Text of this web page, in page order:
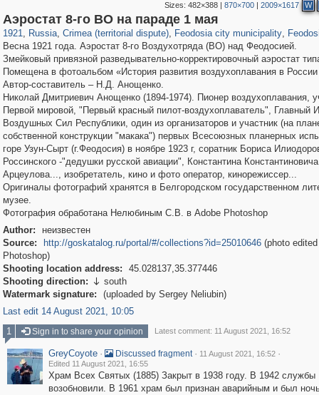
Sizes: 482×388| 870×700| 2009×1617 W
Аэростат 8-го ВО на параде 1 мая
1921, Russia
1,407,325 29,248
, Crimea (territorial dispute)
58,671 1,946
, Feodosia city municipality
6,611
,
146
Весна 1921 года. Аэростат 8-го Воздухотряда (ВО) над Феодосией.
Змейковый привязной разведывательно-корректировочный аэростат
Помещена в фотоальбом «История развития воздухоплавания в
Автор-составитель – Н.Д. Анощенко.
Николай Дмитриевич Анощенко (1894-1974). Пионер воздухоплавания,
Первой мировой, "Первый красный пилот-воздухоплаватель", Главный
Воздушных Сил Республики, один из организаторов и участник (на
собственной конструкции "макака") первых Всесоюзных планерных
горе Узун-Сырт (г.Феодосия) в ноябре 1923 г, соратник Бориса
Россинского -"дедушки русской авиации", Константина Константиновича
Арцеулова..., изобретатель, кино и фото оператор, кинорежиссер...
Оригиналы фотографий хранятся в Белгородском государственном
музее.
Фотография обработана Нелюбиным С.В. в Adobe Photoshop
Author:
неизвестен
Source:
http://goskatalog.ru/portal/#/collections?id=25010646(photo edited
Photoshop)
Shooting location address:
45.028137,35.377446
Shooting direction:  south
Watermark signature:
(uploaded by Sergey Neliubin)
Last edit 14 August 2021, 10:05
1
Sign in to share your opinion Latest comment: 11 August 2021, 16:52
GreyCoyote · Discussed fragment · 11 August 2021, 16:52 ·
Edited 11 August 2021, 16:55
Храм Всех Святых (1885) Закрыт в 1938 году. В 1942 службы
возобновили. В 1961 храм был признан аварийным и был